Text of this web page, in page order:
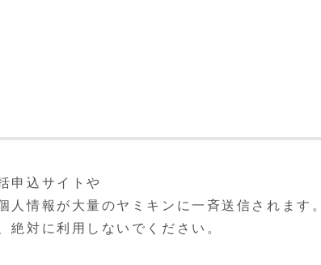
申込サイトや
情報が大量のヤミキンに一斉送信されます。
絶対に利用しないでください。